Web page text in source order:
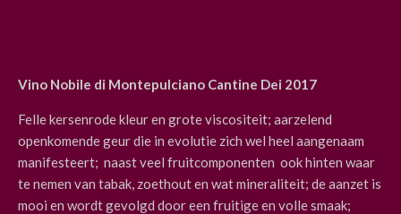
Vino Nobile di Montepulciano Cantine Dei 2017
Felle kersenrode kleur en grote viscositeit; aarzelend
openkomende geur die in evolutie zich wel heel aangenaam
manifesteert; naast veel fruitcomponenten ook hinten waar
te nemen van tabak, zoethout en wat mineraliteit; de aanzet is
mooi en wordt gevolgd door een fruitige en volle smaak;